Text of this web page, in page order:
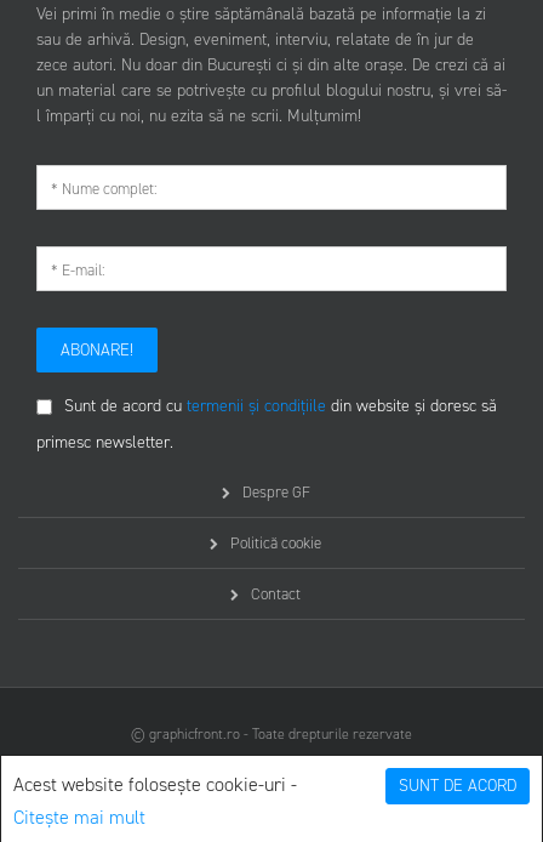
SUNT DE ACORD
Acest website folosește cookie-uri -
Citește mai mult
Vei primi în medie o știre săptămânală bazată pe informație la zi
sau de arhivă. Design, eveniment, interviu, relatate de în jur de
zece autori. Nu doar din București ci și din alte orașe. De crezi că ai
un material care se potrivește cu profilul blogului nostru, și vrei să-
l împarți cu noi, nu ezita să ne scrii. Mulțumim!
ABONARE!
Sunt de acord cu termenii și condițiile din website și doresc să
primesc newsletter.
Despre GF
Politică cookie
Contact
© graphicfront.ro - Toate drepturile rezervate